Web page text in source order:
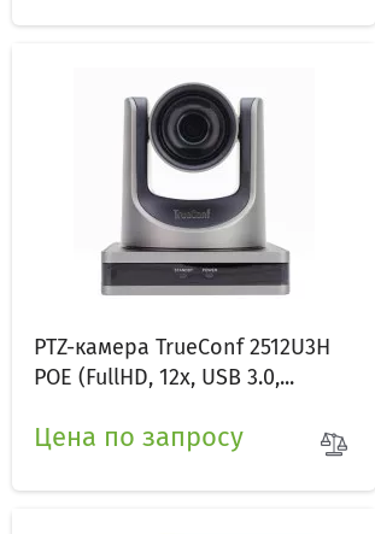
PTZ-камера TrueConf 2512U3H
POE (FullHD, 12x, USB 3.0,...
Цена по запросу